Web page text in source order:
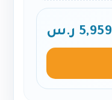
5,959 ر.س